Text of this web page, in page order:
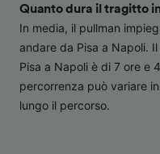
Quanto dura il tragitto
In media, il pullman
andare da Pisa a Napoli.
Pisa a Napoli è di 7 ore e
percorrenza può variare
lungo il percorso.
Scansione attiva
dispositivo ai fini
Archiviare
accedervi.
personalizzati,
dei contenuti e
pubblico, sviluppo